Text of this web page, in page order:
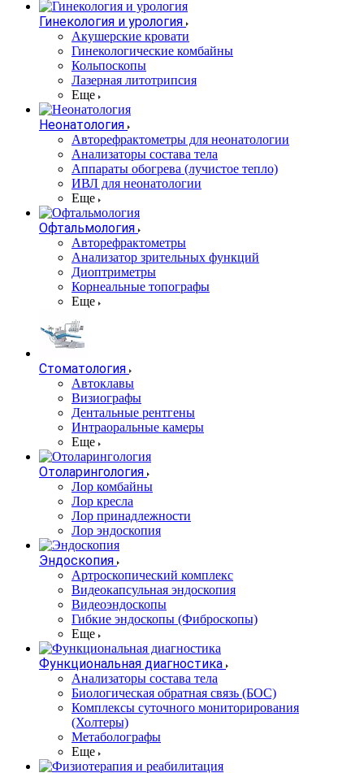
Гинекология и урология
Акушерские кровати
Гинекологические комбайны
Кольпоскопы
Лазерная литотрипсия
Еще
Неонатология
Авторефрактометры для неонатологии
Анализаторы состава тела
Аппараты обогрева (лучистое тепло)
ИВЛ для неонатологии
Еще
Офтальмология
Авторефрактометры
Анализатор зрительных функций
Диоптриметры
Корнеальные топографы
Еще
Стоматология
Автоклавы
Визиографы
Дентальные рентгены
Интраоральные камеры
Еще
Отоларингология
Лор комбайны
Лор кресла
Лор принадлежности
Лор эндоскопия
Эндоскопия
Артроскопический комплекс
Видеокапсульная эндоскопия
Видеоэндоскопы
Гибкие эндоскопы (Фиброcкопы)
Еще
Функциональная диагностика
Анализаторы состава тела
Биологическая обратная связь (БОС)
Комплексы суточного мониторирования
(Холтеры)
Метаболографы
Еще